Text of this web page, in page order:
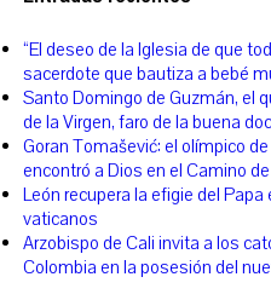
“El deseo de la Iglesia de que
sacerdote que bautiza a bebé
Santo Domingo de Guzmán, el
de la Virgen, faro de la buena
Goran Tomašević: el olímpico
encontró a Dios en el Camino
León recupera la efigie del Papa
vaticanos
Arzobispo de Cali invita a los
Colombia en la posesión del